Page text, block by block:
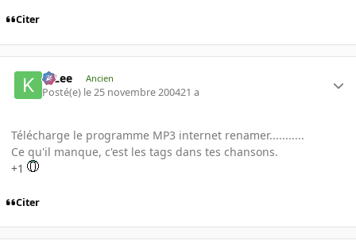
Citer
K-Lee Ancien
Posté(e) le 25 novembre 200421 a
Télécharge le programme MP3 internet renamer...........
Ce qu'il manque, c'est les tags dans tes chansons.
+1
Citer